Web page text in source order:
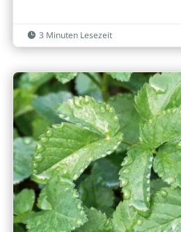
 3 Minuten Lesezeit